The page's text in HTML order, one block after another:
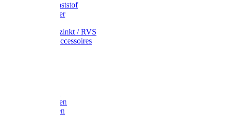
Emmer kunststof
Schepemmer
Emmer verzinkt / RVS
Regenton accessoires
Gazonharken
Asfaltharken